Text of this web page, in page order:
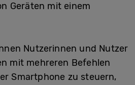
Geräten mit einem
Nutzerinnen und Nutzer
mit mehreren Befehlen
Smartphone zu steuern,